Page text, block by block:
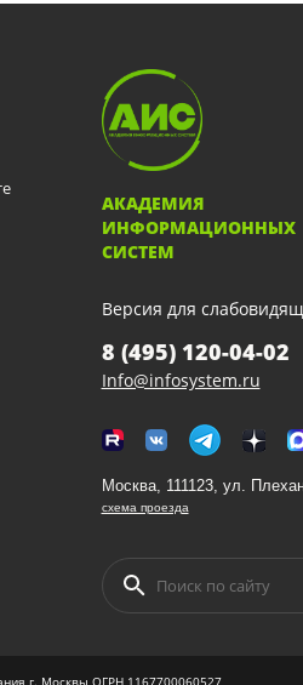
АКАДЕМИЯ
ИНФОРМАЦИОННЫХ
СИСТЕМ
Версия для
8 (495) 120-04-02
Info@infosystem.ru
Москва, 111123, ул.
схема проезда
г. Москвы ОГРН 1167700060527